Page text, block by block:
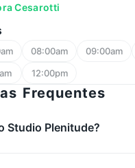
Cesarotti
08:00am 09:00am
12:00pm
Frequentes
Studio Plenitude?